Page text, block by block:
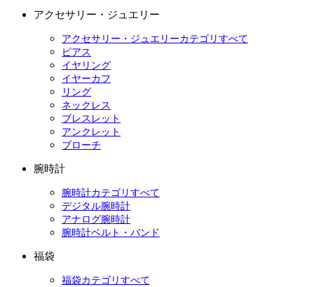
アクセサリー・ジュエリー
アクセサリー・ジュエリーカテゴリすべて
ピアス
イヤリング
イヤーカフ
リング
ネックレス
ブレスレット
アンクレット
ブローチ
腕時計
腕時計カテゴリすべて
デジタル腕時計
アナログ腕時計
腕時計ベルト・バンド
福袋
福袋カテゴリすべて